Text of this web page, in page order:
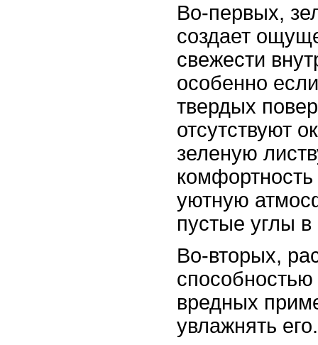
Во-первых,
создает
свежести
особенно
твердых
отсутствуют
зеленую
уютную
пустые углы в
Во-вторых,
способностью
вредных
увлажнять